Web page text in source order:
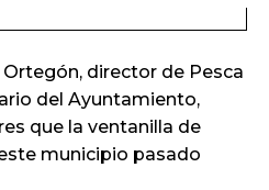
director de Pesca
del Ayuntamiento,
que la ventanilla de
municipio pasado